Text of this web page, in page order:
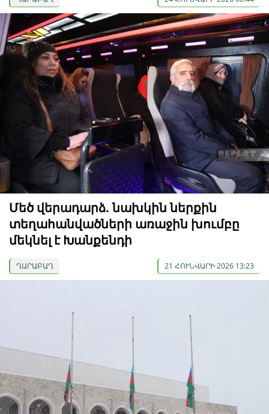
Մեծ վերադարձ. նախկին ներքին
տեղահանվածների առաջին խումբը
մեկնել է Խանքենդի
ՂԱՐԱԲԱՂ 21 ՀՈՒՆՎԱՐԻ 2026 13:23